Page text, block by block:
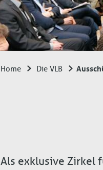
Home Die VLB
Als exklusive Zirkel